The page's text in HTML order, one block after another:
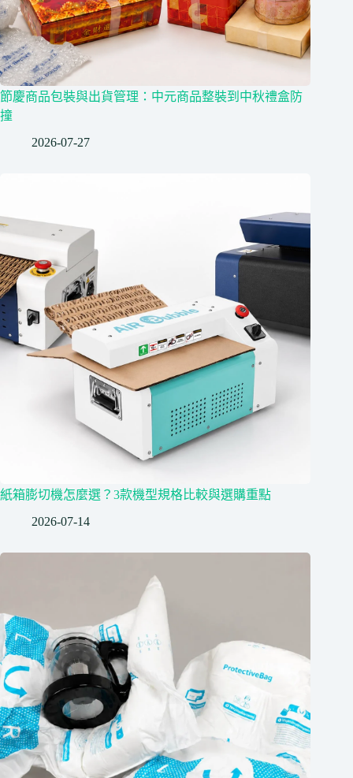
節慶商品包裝與出貨管理：中元商品整裝到中秋禮盒防
撞
2026-07-27
紙箱膨切機怎麼選？3款機型規格比較與選購重點
2026-07-14